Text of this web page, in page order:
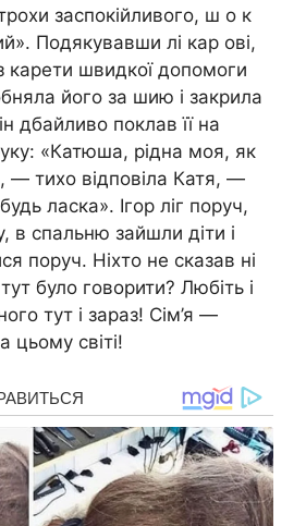
заспокійливого, ш о к
Подякувавши лі кар ові,
карети швидкої допомоги
його за шию і закрила
дбайливо поклав її на
«Катюша, рідна моя, як
— тихо відповіла Катя, —
ласка». Ігор ліг поруч,
в спальню зайшли діти і
поруч. Ніхто не сказав ні
було говорити? Любіть і
тут і зараз! Сім’я —
цьому світі!